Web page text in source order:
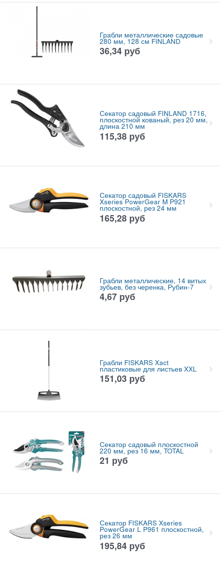
Грабли металлические садовые
280 мм, 128 см FINLAND
36,34 руб
Секатор садовый FINLAND 1716,
плоскостной кованый, рез 20 мм,
длина 210 мм
115,38 руб
Секатор садовый FISKARS
Xseries PowerGear M P921
плоскостной, рез 24 мм
165,28 руб
Грабли металлические, 14 витых
зубьев, без черенка, Рубин-7
4,67 руб
Грабли FISKARS Xact
пластиковые для листьев XXL
151,03 руб
Секатор садовый плоскостной
220 мм, рез 16 мм, TOTAL
21 руб
Секатор FISKARS Xseries
PowerGear L P961 плоскостной,
рез 26 мм
195,84 руб